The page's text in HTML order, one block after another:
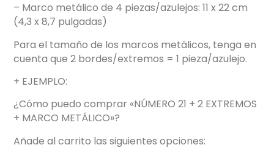
– Marco metálico de 4 piezas/azulejos: 11 x 22 cm
(4,3 x 8,7 pulgadas)
Para el tamaño de los marcos metálicos, tenga en
cuenta que 2 bordes/extremos = 1 pieza/azulejo.
+ EJEMPLO:
¿Cómo puedo comprar «NÚMERO 21 + 2 EXTREMOS
+ MARCO METÁLICO»?
Añade al carrito las siguientes opciones: